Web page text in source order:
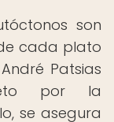
son
cada plato
Patsias
por la
se asegura